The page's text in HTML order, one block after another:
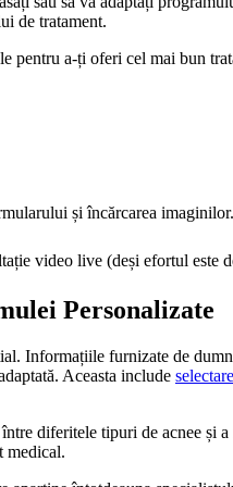
de tratament.
pentru a-ți oferi cel mai bun
și încărcarea imaginilor.
video live (deși efortul este
Personalizate
Informațiile furnizate de
Aceasta include
diferitele tipuri de acnee și
medical.